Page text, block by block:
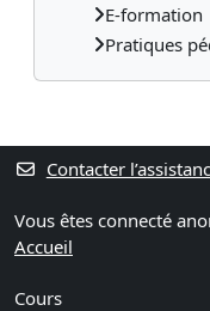
E-formation
Pratiques
Contacter
Vous êtes connecté
Accueil
Cours